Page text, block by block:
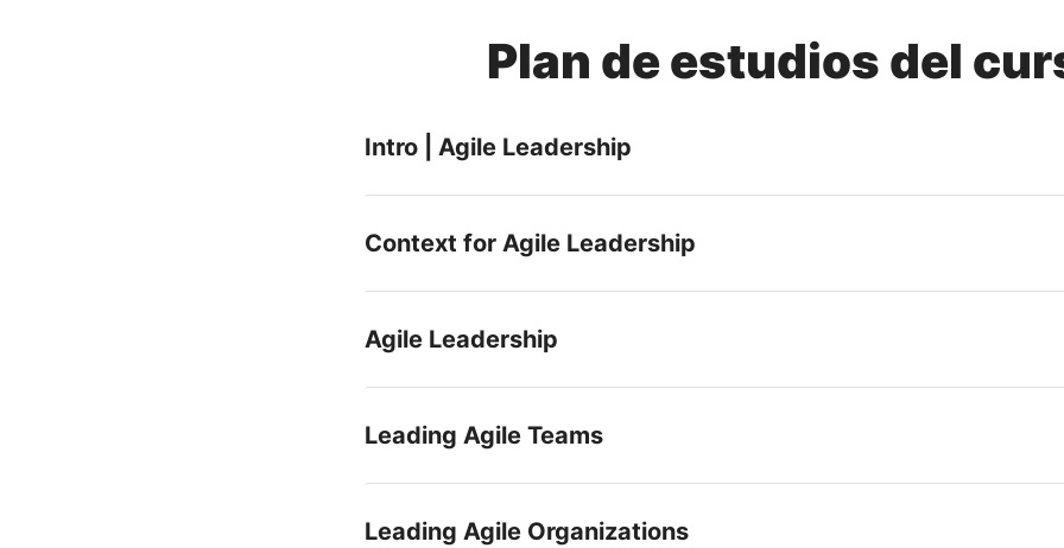
Plan de estudios del
Intro | Agile Leadership
Context for Agile Leadership
Agile Leadership
Leading Agile Teams
Leading Agile Organizations